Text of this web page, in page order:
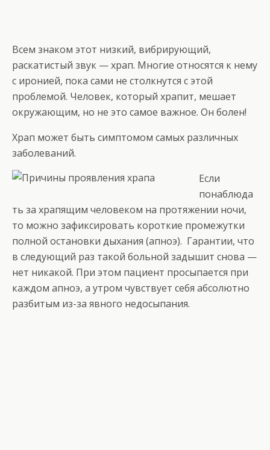
Всем знаком этот низкий, вибрирующий,
раскатистый звук — храп. Многие относятся к нему
с иронией, пока сами не столкнутся с этой
проблемой. Человек, который храпит, мешает
окружающим, но не это самое важное. Он болен!
Храп может быть симптомом самых различных
заболеваний.
Если
понаблюда
ть за храпящим человеком на протяжении ночи,
то можно зафиксировать короткие промежутки
полной остановки дыхания (апноэ). Гарантии, что
в следующий раз такой больной задышит снова —
нет никакой. При этом пациент просыпается при
каждом апноэ, а утром чувствует себя абсолютно
разбитым из-за явного недосыпания.